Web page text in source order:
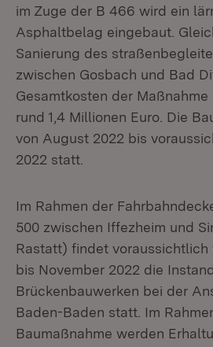
im Zuge der B 466 wird ein
Asphaltbelag eingebaut.
Sanierung des
zwischen Gosbach und Bad
Gesamtkosten der
rund 1,4 Millionen Euro. Die
von August 2022 bis
2022 statt.
Im Rahmen der
500 zwischen Iffezheim und
Rastatt) findet voraussichtlich
bis November 2022 die
Brückenbauwerken bei der
Baden-Baden statt. Im
Baumaßnahme werden